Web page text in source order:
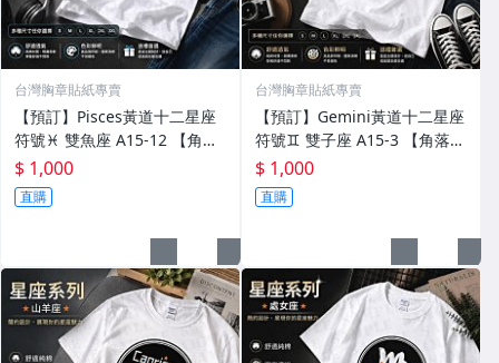
台灣胸章貼紙專賣
【預訂】Pisces黃道十二星座
符號♓︎ 雙魚座 A15-12 【角落
胸章】T恤 大尺碼 獨家款式 台
灣品牌穿搭
$ 1,000
直購
台灣胸章貼紙專賣
【預訂】Gemini黃道十二星座
符號♊︎ 雙子座 A15-3 【角落胸
章】T恤 大尺碼 獨家款式 台灣
品牌穿搭
$ 1,000
直購